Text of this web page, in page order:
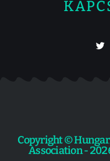
Copyright ©
Association -